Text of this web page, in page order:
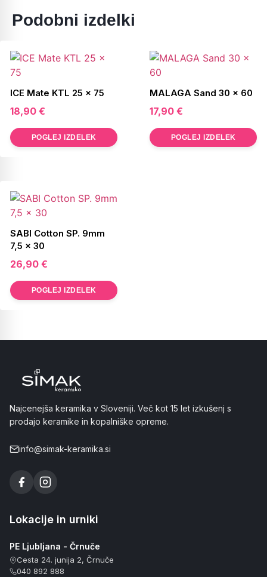
Podobni izdelki
ICE Mate KTL 25 x 75
18,90 €
POGLEJ IZDELEK
MALAGA Sand 30 x 60
17,90 €
POGLEJ IZDELEK
SABI Cotton SP. 9mm
7,5 x 30
26,90 €
POGLEJ IZDELEK
Najcenejša keramika v Sloveniji. Več kot 15 let izkušenj s
prodajo keramike in kopalniške opreme.
info@simak-keramika.si
Lokacije in urniki
PE Ljubljana - Črnuče
Cesta 24. junija 2, Črnuče
040 892 888